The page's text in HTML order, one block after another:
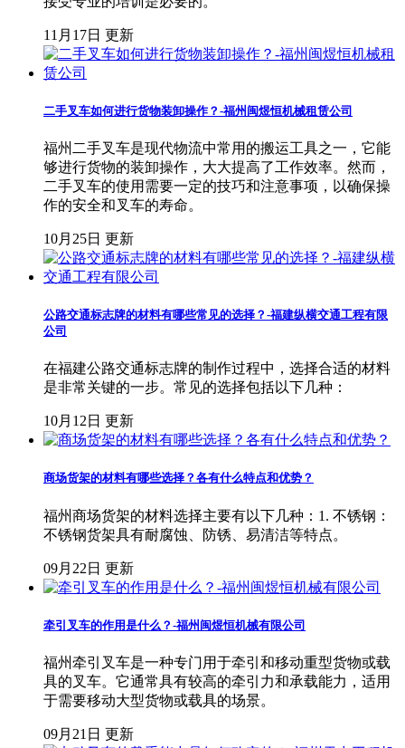
11月17日 更新
二手叉车如何进行货物装卸操作？-福州闽煜恒机械租赁公司
福州二手叉车是现代物流中常用的搬运工具之一，它能
够进行货物的装卸操作，大大提高了工作效率。然而，
二手叉车的使用需要一定的技巧和注意事项，以确保操
作的安全和叉车的寿命。
10月25日 更新
公路交通标志牌的材料有哪些常见的选择？-福建纵横交通工程有限
公司
在福建公路交通标志牌的制作过程中，选择合适的材料
是非常关键的一步。常见的选择包括以下几种：
10月12日 更新
商场货架的材料有哪些选择？各有什么特点和优势？
福州商场货架的材料选择主要有以下几种：1. 不锈钢：
不锈钢货架具有耐腐蚀、防锈、易清洁等特点。
09月22日 更新
牵引叉车的作用是什么？-福州闽煜恒机械有限公司
福州牵引叉车是一种专门用于牵引和移动重型货物或载
具的叉车。它通常具有较高的牵引力和承载能力，适用
于需要移动大型货物或载具的场景。
09月21日 更新